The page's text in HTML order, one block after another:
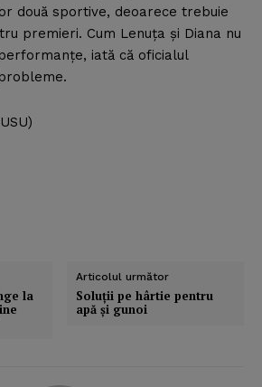
două sportive, deoarece trebuie
premieri. Cum Lenuţa şi Diana nu
iată că oficialul
la
Articolul următor
Soluţii pe hârtie pentru
apă şi gunoi